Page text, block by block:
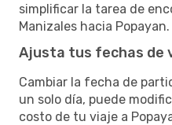
simplificar la tarea de
Manizales hacia
Ajusta tus fechas de
Cambiar la fecha de
un solo día, puede
costo de tu viaje a